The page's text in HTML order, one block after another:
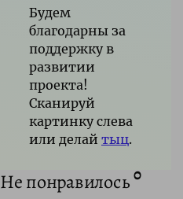
Будем
благодарны за
поддержку в
развитии
проекта!
Сканируй
картинку слева
или делай тыц.
Не понравилось0